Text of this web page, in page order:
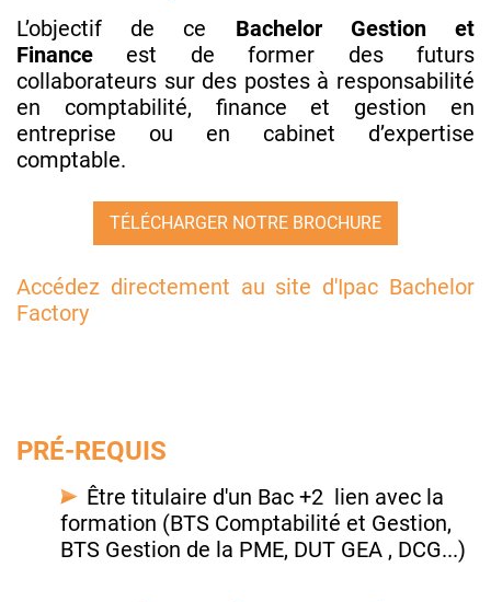
L’objectif de ce Bachelor Gestion et
Finance est de former des futurs
collaborateurs sur des postes à responsabilité
en comptabilité, finance et gestion en
entreprise ou en cabinet d’expertise
comptable.
TÉLÉCHARGER NOTRE BROCHURE
Accédez directement au site d'Ipac Bachelor
Factory
PRÉ-REQUIS
Être titulaire d'un Bac +2 lien avec la
formation (BTS Comptabilité et Gestion,
BTS Gestion de la PME, DUT GEA , DCG...)